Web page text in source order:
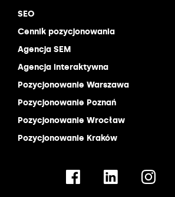
SEO
Cennik pozycjonowania
Agencja SEM
Agencja interaktywna
Pozycjonowanie Warszawa
Pozycjonowanie Poznań
Pozycjonowanie Wrocław
Pozycjonowanie Kraków